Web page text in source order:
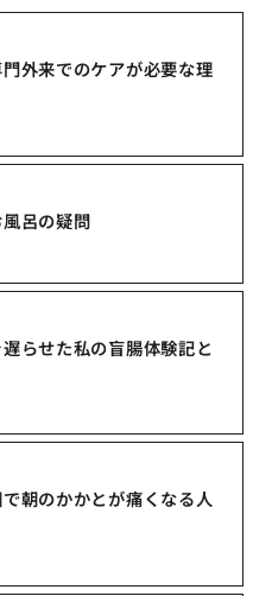
外来でのケアが必要な理
呂の疑問
らせた私の盲腸体験記と
朝のかかとが痛くなる人